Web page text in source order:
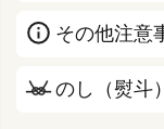
その他注意
のし（熨斗